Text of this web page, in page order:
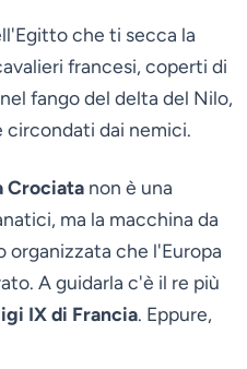
che ti secca la
francesi, coperti di
fango del delta del Nilo,
circondati dai nemici.
Crociata non è una
ma la macchina da
organizzata che l'Europa
A guidarla c'è il re più
IX di Francia. Eppure,